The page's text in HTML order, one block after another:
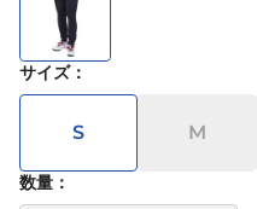
サイズ：
S M
数量：